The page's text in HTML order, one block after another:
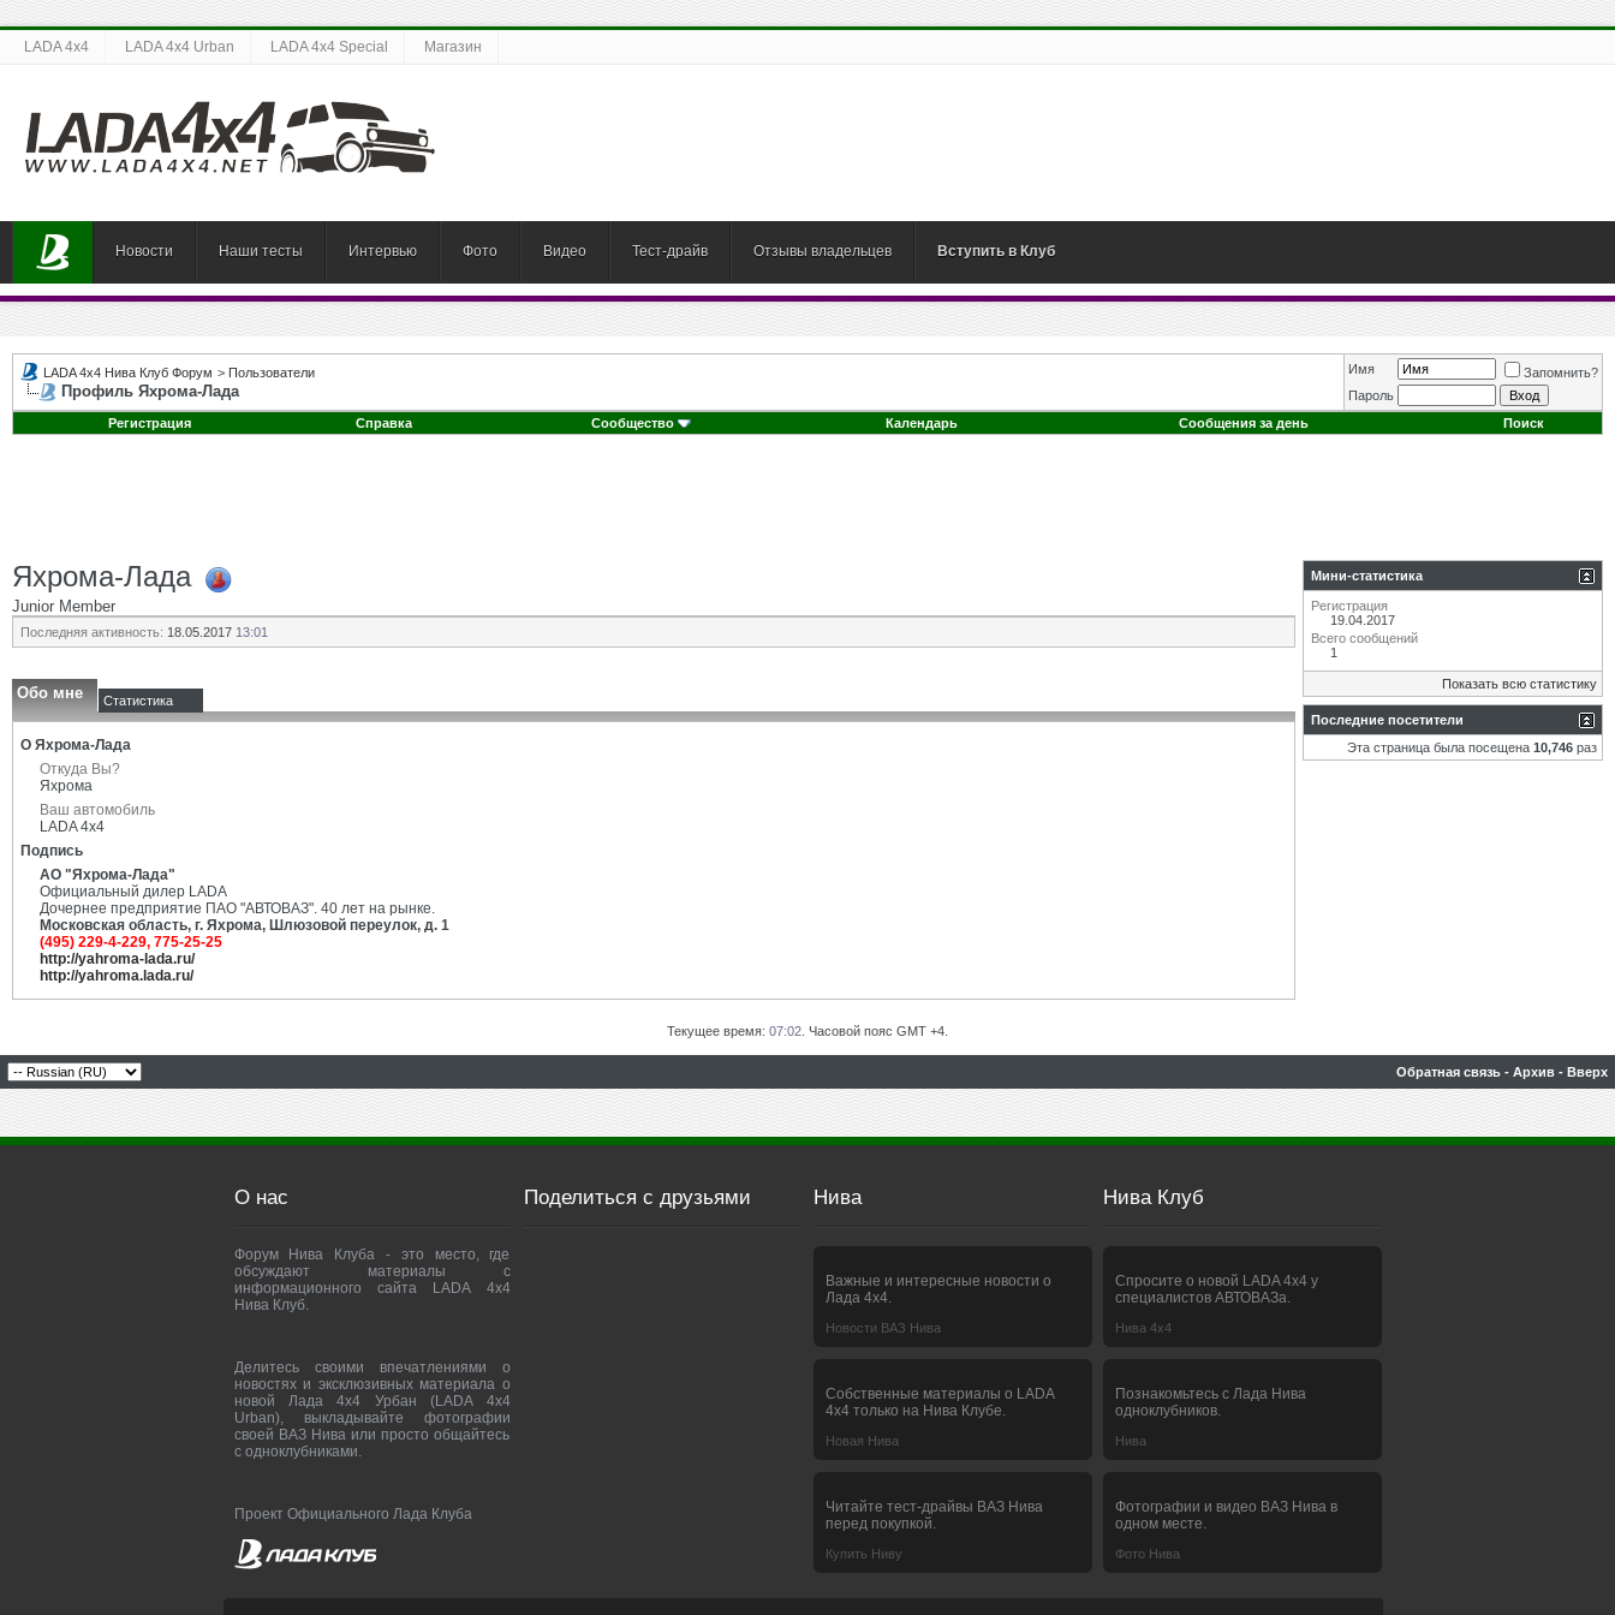
LADA 4x4 LADA 4x4 Urban LADA 4x4 Special Магазин
Новости Наши тесты Интервью Фото Видео Тест-драйв Отзывы владельцев Вступить в Клуб
LADA 4x4 Нива Клуб Форум > Пользователи
Профиль Яхрома-Лада
Имя
Запомнить?
Пароль
Регистрация
Справка Сообщество Календарь Сообщения за день Поиск
Яхрома-Лада
Junior Member
Последняя активность: 18.05.2017 13:01
Обо мне Статистика
О Яхрома-Лада
Откуда Вы?
Яхрома
Ваш автомобиль
LADA 4x4
Подпись
АО "Яхрома-Лада"
Официальный дилер LADA
Дочернее предприятие ПАО "АВТОВАЗ". 40 лет на рынке.
Московская область, г. Яхрома, Шлюзовой переулок, д. 1
(495) 229-4-229, 775-25-25
http://yahroma-lada.ru/
http://yahroma.lada.ru/
Мини-статистика
Регистрация
19.04.2017
Всего сообщений
1
Показать всю статистику
Последние посетители
Эта страница была посещена 10,746 раз
Текущее время: 07:02 . Часовой пояс GMT +4.
Обратная связь - Архив - Вверх
О нас
Форум Нива Клуба - это место, где
обсуждают материалы с
информационного сайта LADA 4x4
Нива Клуб.
Делитесь своими впечатлениями о
новостях и эксклюзивных материала о
новой Лада 4х4 Урбан (LADA 4x4
Urban), выкладывайте фотографии
своей ВАЗ Нива или просто общайтесь
с одноклубниками.
Проект Официального Лада Клуба
Поделиться с друзьями Нива
Важные и интересные новости о
Лада 4х4.
Новости ВАЗ Нива
Собственные материалы о LADA
4x4 только на Нива Клубе.
Новая Нива
Читайте тест-драйвы ВАЗ Нива
перед покупкой.
Купить Ниву
Нива Клуб
Спросите о новой LADA 4x4 у
специалистов АВТОВАЗа.
Нива 4х4
Познакомьтесь с Лада Нива
одноклубников.
Нива
Фотографии и видео ВАЗ Нива в
одном месте.
Фото Нива